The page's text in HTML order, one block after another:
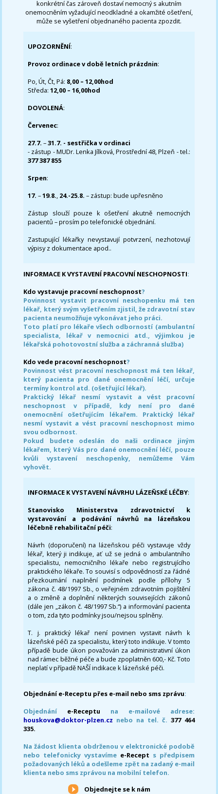
konkrétní čas zároveň dostaví nemocný s akutním
onemocněním vyžadující neodkladné a okamžité ošetření,
může se vyšetření objednaného pacienta zpozdit.
UPOZORNĚNÍ:
Provoz ordinace v době letních prázdnin:
Po, Út, Čt, Pá: 8,00 – 12,00hod
Středa:12,00 – 16,00hod
DOVOLENÁ:
Červenec:
27.7.–31.7. - sestřička v ordinaci
- zástup - MUDr. Lenka Jílková, Prostřední 48, Plzeň - tel.:
377 387 855
Srpen:
17. –19.8., 24.-25.8. – zástup: bude upřesněno
Zástup slouží pouze k ošetření akutně nemocných
pacientů – prosím po telefonické objednání.
Zastupující lékařky nevystavují potvrzení, nezhotovují
výpisy z dokumentace apod..
INFORMACE K VYSTAVENÍ PRACOVNÍ NESCHOPNOSTI:
Kdo vystavuje pracovní neschopnost?
Povinnost vystavit pracovní neschopenku má ten
lékař, který svým vyšetřením zjistil, že zdravotní stav
pacienta neumožňuje vykonávat jeho práci.
Toto platí pro lékaře všech odborností (ambulantní
specialista, lékař v nemocnici atd., výjimkou je
lékařská pohotovostní služba a záchranná služba)
Kdo vede pracovní neschopnost?
Povinnost vést pracovní neschopnost má ten lékař,
který pacienta pro dané onemocnění léčí, určuje
termíny kontrol atd. (ošetřující lékař).
Praktický lékař nesmí vystavit a vést pracovní
neschopnost v případě, kdy není pro dané
onemocnění ošetřujícím lékařem. Praktický lékař
nesmí vystavit a vést pracovní neschopnost mimo
svou odbornost.
Pokud budete odeslán do naši ordinace jiným
lékařem, který Vás pro dané onemocnění léčí, pouze
kvůli vystavení neschopenky, nemůžeme Vám
vyhovět.
INFORMACE K VYSTAVENÍ NÁVRHU LÁZEŇSKÉ LÉČBY:
Stanovisko Ministerstva zdravotnictví k
vystavování a podávání návrhů na lázeňskou
léčebně rehabilitační péči:
Návrh (doporučení) na lázeňskou péči vystavuje vždy
lékař, který ji indikuje, ať už se jedná o ambulantního
specialistu, nemocničního lékaře nebo registrujícího
praktického lékaře. To souvisí s odpovědností za řádné
přezkoumání naplnění podmínek podle přílohy 5
zákona č. 48/1997 Sb., o veřejném zdravotním pojištění
a o změně a doplnění některých souvisejících zákonů
(dále jen „zákon č. 48/1997 Sb.“) a informování pacienta
o tom, zda tyto podmínky jsou/nejsou splněny.
T. j. praktický lékař není povinen vystavit návrh k
lázeňské péči za specialistu, který toto indikuje. V tomto
případě bude úkon považován za administrativní úkon
nad rámec běžné péče a bude zpoplatněn 600,- Kč. Toto
neplatí v případě NAŠÍ indikace k lázeňské péči.
Objednání e-Receptu přes e-mail nebo sms zprávu:
Objednání e-Receptu na e-mailové adrese:
houskova@doktor-plzen.cz nebo na tel. č. 377 464
335.
Na žádost klienta obdrženou v elektronické podobě
nebo telefonicky vystavíme e-Recept s předpisem
požadovaných léků a odešleme zpět na zadaný e-mail
klienta nebo sms zprávou na mobilní telefon.
Objednejte se k nám